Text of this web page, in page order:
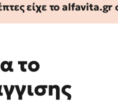
είχε το alfavita.gr
το